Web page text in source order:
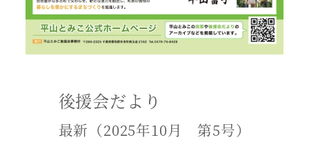
後援会だより
最新（2025年10月 第5号）